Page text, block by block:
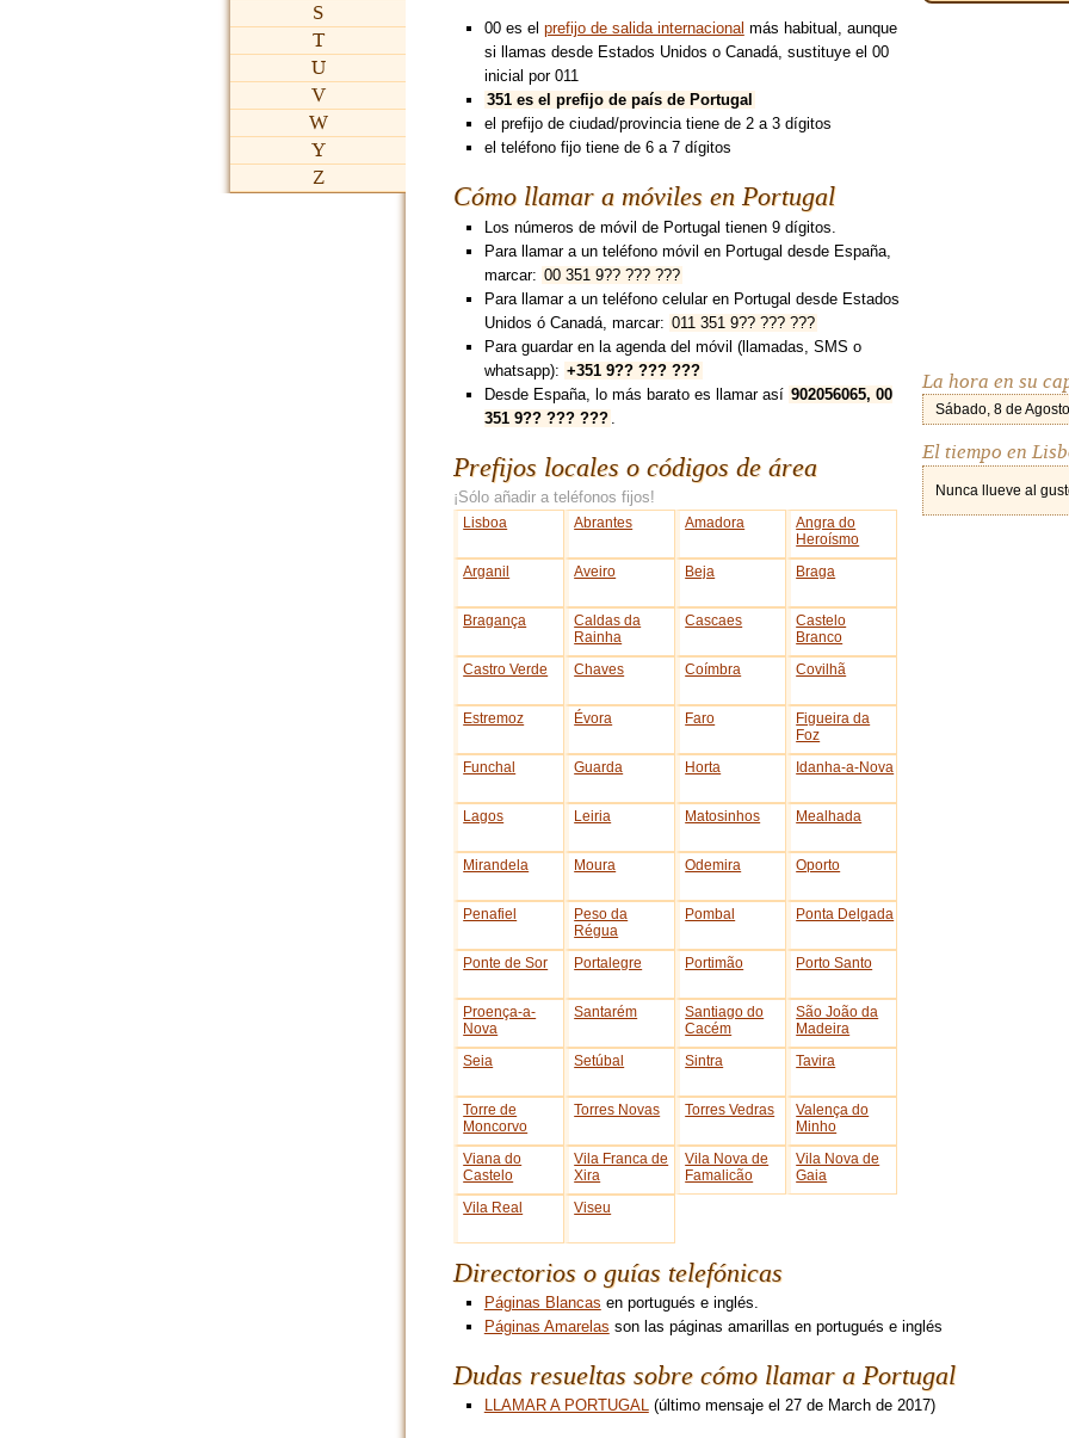
S
T
U
V
W
Y
Z
La hora en su
Sábado, 8 de
El tiempo en
Nunca llueve al
00 es el prefijo de salida internacional más habitual, aunque
si llamas desde Estados Unidos o Canadá, sustituye el 00
inicial por 011
351 es el prefijo de país de Portugal
el prefijo de ciudad/provincia tiene de 2 a 3 dígitos
el teléfono fijo tiene de 6 a 7 dígitos
Cómo llamar a móviles en Portugal
Los números de móvil de Portugal tienen 9 dígitos.
Para llamar a un teléfono móvil en Portugal desde España,
marcar: 00 351 9?? ??? ???
Para llamar a un teléfono celular en Portugal desde Estados
Unidos ó Canadá, marcar: 011 351 9?? ??? ???
Para guardar en la agenda del móvil (llamadas, SMS o
whatsapp): +351 9?? ??? ???
Desde España, lo más barato es llamar así 902056065, 00
351 9?? ??? ???
Prefijos locales o códigos de área
¡Sólo añadir a teléfonos fijos!
Lisboa Abrantes Amadora
Angra do
Heroísmo
Arganil
Aveiro Beja Braga
Bragança
Caldas da
Rainha
Cascaes
Castelo
Branco
Castro Verde
Chaves Coímbra Covilhã
Estremoz Évora Faro
Figueira da
Foz
Funchal
Guarda Horta Idanha-a-Nova
Lagos Leiria Matosinhos Mealhada
Mirandela Moura Odemira Oporto
Penafiel
Peso da
Régua
Pombal Ponta Delgada
Ponte de Sor Portalegre Portimão Porto Santo
Proença-a-
Nova
Santarém
Santiago do
Cacém
São João da
Madeira
Seia
Setúbal Sintra Tavira
Torre de
Moncorvo
Torres Novas Torres Vedras
Valença do
Minho
Viana do
Castelo
Vila Franca de
Xira
Vila Nova de
Famalicão
Vila Nova de
Gaia
Vila Real
Viseu
Directorios o guías telefónicas
Páginas Blancas en portugués e inglés.
Páginas Amarelas son las páginas amarillas en portugués e inglés
Dudas resueltas sobre cómo llamar a Portugal
LLAMAR A PORTUGAL(último mensaje el 27 de March de 2017)